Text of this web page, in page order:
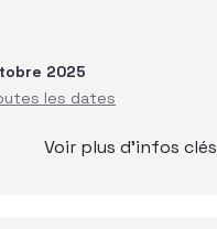
2025
Voir plus d’infos clés